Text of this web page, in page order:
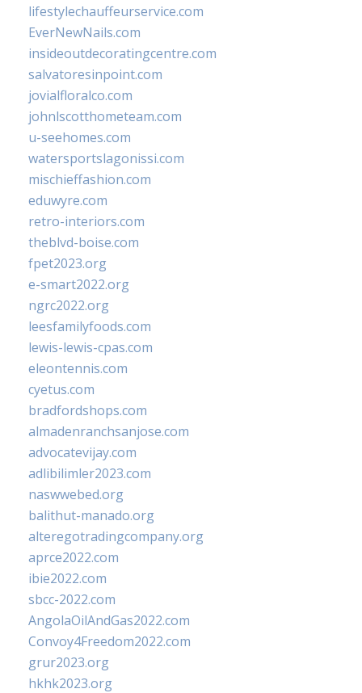
lifestylechauffeurservice.com
EverNewNails.com
insideoutdecoratingcentre.com
salvatoresinpoint.com
jovialfloralco.com
johnlscotthometeam.com
u-seehomes.com
watersportslagonissi.com
mischieffashion.com
eduwyre.com
retro-interiors.com
theblvd-boise.com
fpet2023.org
e-smart2022.org
ngrc2022.org
leesfamilyfoods.com
lewis-lewis-cpas.com
eleontennis.com
cyetus.com
bradfordshops.com
almadenranchsanjose.com
advocatevijay.com
adlibilimler2023.com
naswwebed.org
balithut-manado.org
alteregotradingcompany.org
aprce2022.com
ibie2022.com
sbcc-2022.com
AngolaOilAndGas2022.com
Convoy4Freedom2022.com
grur2023.org
hkhk2023.org